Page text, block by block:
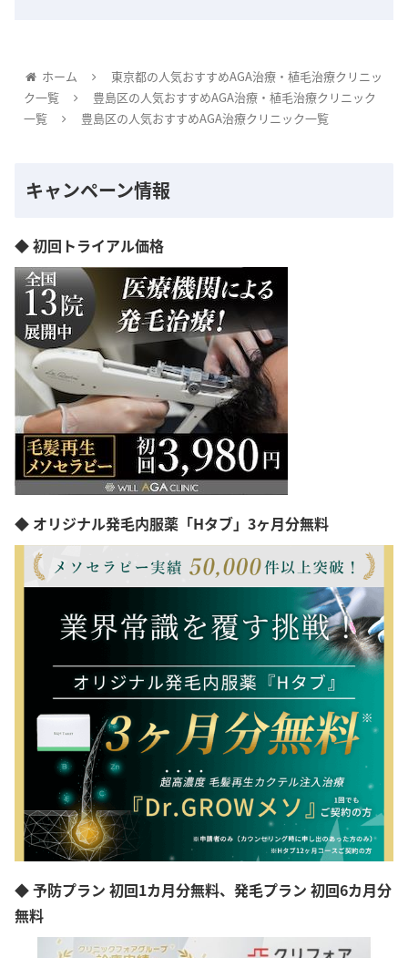
ホーム
東京都の人気おすすめAGA治療・植毛治療クリニッ
ク一覧
豊島区の人気おすすめAGA治療・植毛治療クリニック
一覧
豊島区の人気おすすめAGA治療クリニック一覧
キャンペーン情報
◆ 初回トライアル価格
◆ オリジナル発毛内服薬「Hタブ」3ヶ月分無料
◆ 予防プラン 初回1カ月分無料、発毛プラン 初回6カ月分
無料